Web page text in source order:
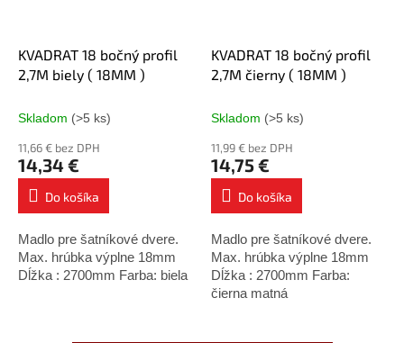
KVADRAT 18 bočný profil
2,7M biely ( 18MM )
Skladom (>5 ks)
11,66 € bez DPH
14,34 €
Do košíka
Madlo pre šatníkové dvere.
Max. hrúbka výplne 18mm
Dĺžka : 2700mm Farba: biela
KVADRAT 18 bočný profil
2,7M čierny ( 18MM )
Skladom (>5 ks)
11,99 € bez DPH
14,75 €
Do košíka
Madlo pre šatníkové dvere.
Max. hrúbka výplne 18mm
Dĺžka : 2700mm Farba:
čierna matná